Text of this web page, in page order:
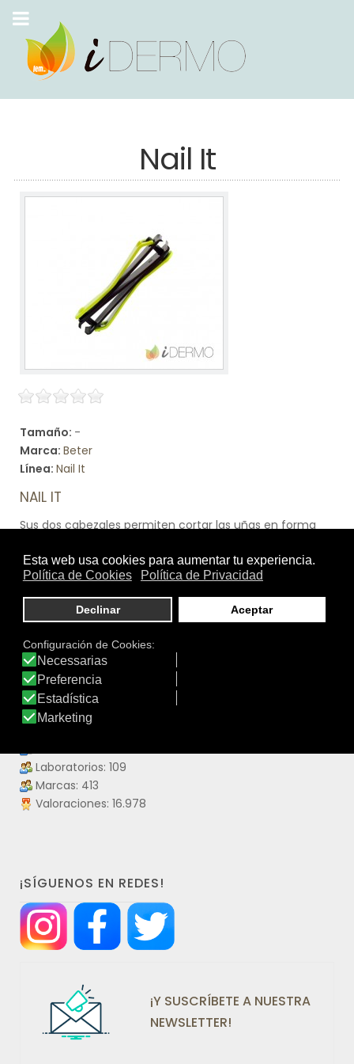
Nail It
Tamaño: -
Marca: Beter
Línea: Nail It
NAIL IT
Sus dos cabezales permiten cortar las uñas en forma
Pueden combinarse ambos tipos de corte para definir el
área superior de las uñas y los laterales.
Ver producto
DATOS IDERMO
Laboratorios: 109
Marcas: 413
Valoraciones: 16.978
¡SÍGUENOS EN REDES!
¡Y SUSCRÍBETE A NUESTRA
NEWSLETTER!